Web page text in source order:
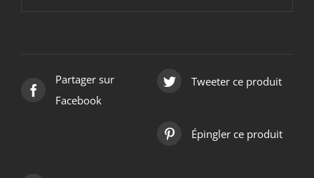
Partager sur
Facebook
Tweeter ce produit
Épingler ce produit